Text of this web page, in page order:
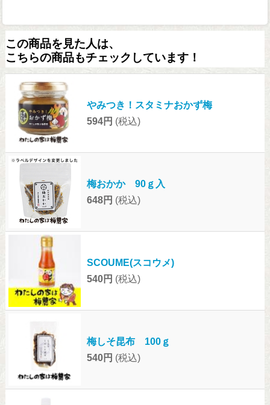
この商品を見た人は、
こちらの商品もチェックしています！
やみつき！スタミナおかず梅
594円 (税込)
梅おかか 90ｇ入
648円 (税込)
SCOUME(スコウメ)
540円 (税込)
梅しそ昆布 100ｇ
540円 (税込)